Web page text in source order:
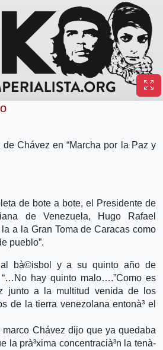
Chávez en “Marcha por la Paz y
de bote a bote, el Presidente de
de Venezuela, Hugo Rafael
a la Gran Toma de Caracas como
pueblo”.
al bà©isbol y a su quinto año de
hay quinto malo….”Como es
junto a la multitud venida de los
de la tierra venezolana entonà³ el
Chávez dijo que ya quedaba
la prà³xima concentracià³n la tenà­